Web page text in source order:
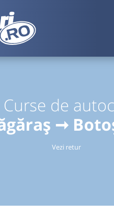
Curse de
➞
Vezi retur